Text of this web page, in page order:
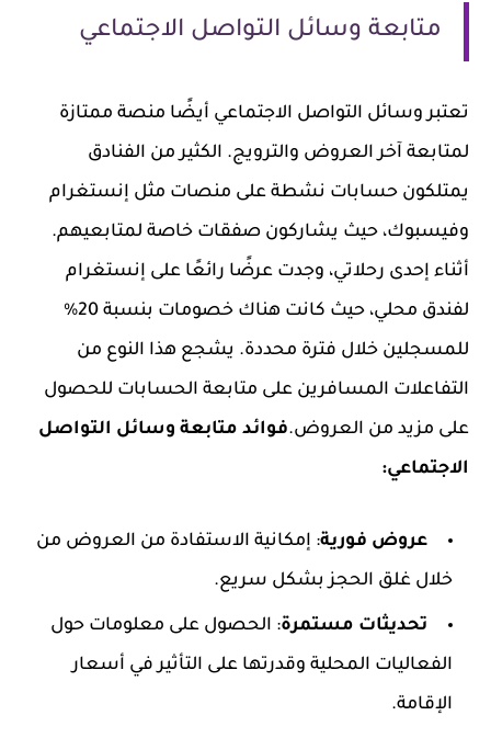
متابعة وسائل التواصل الاجتماعي
تعتبر وسائل التواصل الاجتماعي أيضًا منصة ممتازة
لمتابعة آخر العروض والترويج. الكثير من الفنادق
يمتلكون حسابات نشطة على منصات مثل إنستغرام
وفيسبوك، حيث يشاركون صفقات خاصة لمتابعيهم.
أثناء إحدى رحلاتي، وجدت عرضًا رائعًا على إنستغرام
لفندق محلي، حيث كانت هناك خصومات بنسبة 20%
للمسجلين خلال فترة محددة. يشجع هذا النوع من
التفاعلات المسافرين على متابعة الحسابات للحصول
على مزيد من العروض.فوائد متابعة وسائل التواصل
الاجتماعي:
عروض فورية: إمكانية الاستفادة من العروض من
خلال غلق الحجز بشكل سريع.
تحديثات مستمرة: الحصول على معلومات حول
الفعاليات المحلية وقدرتها على التأثير في أسعار
الإقامة.